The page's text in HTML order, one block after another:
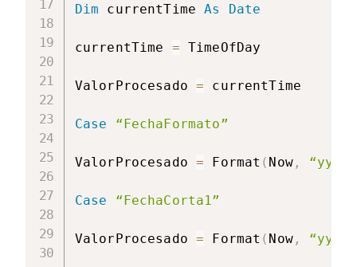
Dim currentTime As Date
currentTime = TimeOfDay
ValorProcesado = currentTime
Case “FechaFormato”
ValorProcesado = Format ( Now, “yyyy-
Case “FechaCorta1”
ValorProcesado = Format ( Now, “yyyy-